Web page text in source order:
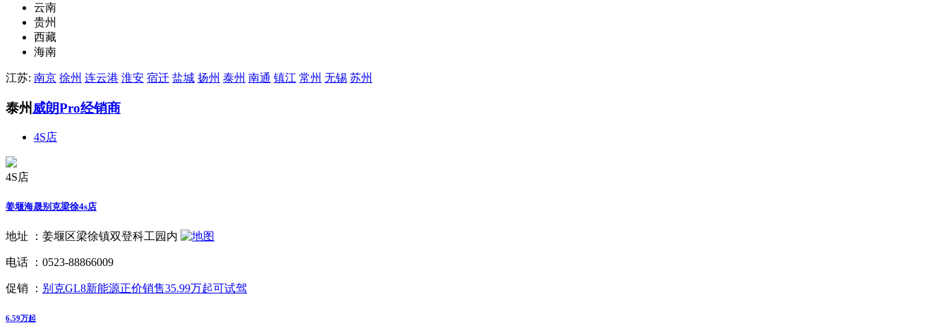
云南
贵州
西藏
海南
江苏: 南京 徐州 连云港 淮安 宿迁 盐城 扬州 泰州 南通 镇江 常州 无锡 苏州
泰州威朗Pro经销商
4S店
4S店
姜堰海晟别克梁徐4s店
地址 ： 姜堰区梁徐镇双登科工园内
电话 ： 0523-88866009
促销 ： 别克GL8新能源正价销售35.99万起可试驾
6.59万起